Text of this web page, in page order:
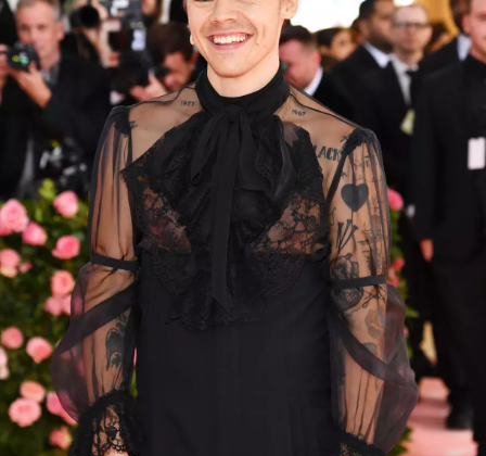
Přihlášením k newsletteru souhlasíte sObchodními
podmínkami společnosti BurdaMedia Extra s.r.o. a
potvrzujete, že jste se seznámili seZásadami
ochrany soukromí- BurdaMedia Extra s.r.o. bude s
Vašimi údaji pracovat zejména k organizaci a
vyhodnocení akce a zasílání novinek.
Chcete navíc dostávat i další zajímavé a exkluzivní
informace od našich partnerů? Pokud souhlasíte se
zpracováním údajů k tomuto účelu podleZásad ochrany
soukromí BurdaMedia Extra s.r.o.
, zaškrtněte toto pole.